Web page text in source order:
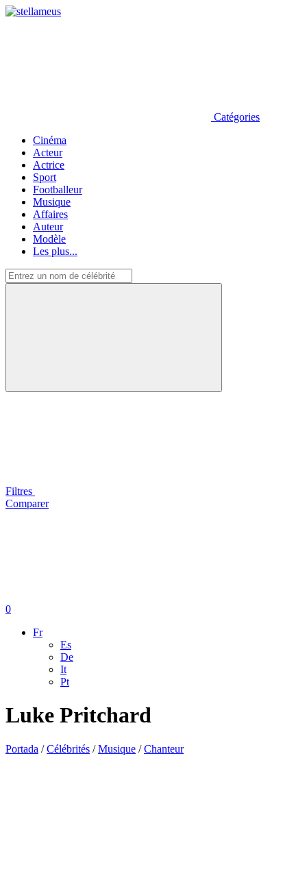
Catégories
Cinéma
Acteur
Actrice
Sport
Footballeur
Musique
Affaires
Auteur
Modèle
Les plus...
Filtres
Comparer
0
Fr
Es
De
It
Pt
Luke Pritchard
Portada /Célébrités /Musique /Chanteur